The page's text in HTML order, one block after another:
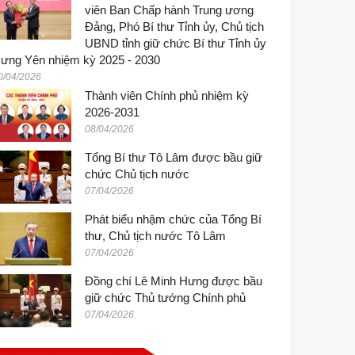
viên Ban Chấp hành Trung ương
Đảng, Phó Bí thư Tỉnh ủy, Chủ tịch
UBND tỉnh giữ chức Bí thư Tỉnh ủy
Yên nhiệm kỳ 2025 - 2030
04/2026
Thành viên Chính phủ nhiệm kỳ
2026-2031
08/04/2026
Tổng Bí thư Tô Lâm được bầu giữ
chức Chủ tịch nước
07/04/2026
Phát biểu nhậm chức của Tổng Bí
thư, Chủ tịch nước Tô Lâm
07/04/2026
Đồng chí Lê Minh Hưng được bầu
giữ chức Thủ tướng Chính phủ
07/04/2026